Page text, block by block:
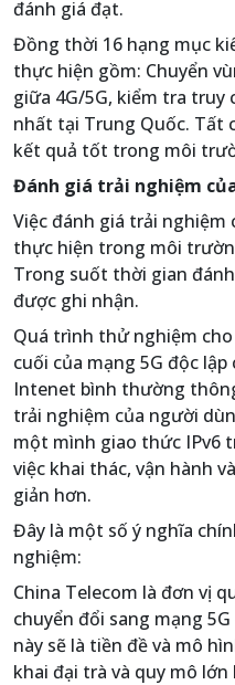
đánh giá đạt.
Đồng thời 16 hạng mục
thực hiện gồm: Chuyển
giữa 4G/5G, kiểm tra truy
nhất tại Trung Quốc. Tất
kết quả tốt trong môi
Đánh giá trải nghiệm
Việc đánh giá trải
thực hiện trong môi
Trong suốt thời gian
được ghi nhận.
Quá trình thử nghiệm
cuối của mạng 5G độc
Intenet bình thường
trải nghiệm của người
một mình giao thức IPv6
việc khai thác, vận hành
giản hơn.
Đây là một số ý nghĩa
nghiệm:
China Telecom là đơn vị
chuyển đổi sang mạng
này sẽ là tiền đề và mô
khai đại trà và quy mô